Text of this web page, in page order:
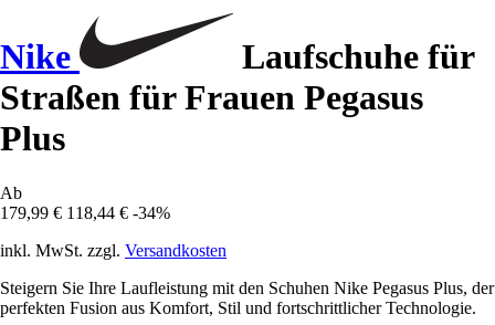
Nike
Laufschuhe für
Straßen für Frauen Pegasus
Plus
Ab
179,99 € 118,44 € -34%
inkl. MwSt. zzgl. Versandkosten
Steigern Sie Ihre Laufleistung mit den Schuhen Nike Pegasus Plus, der
perfekten Fusion aus Komfort, Stil und fortschrittlicher Technologie.